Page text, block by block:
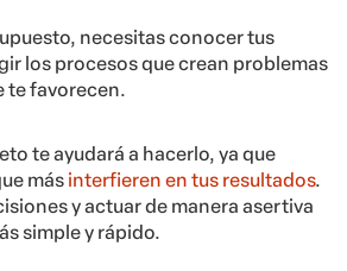
necesitas conocer tus
los procesos que crean problemas
te favorecen.
te ayudará a hacerlo, ya que
más interfieren en tus resultados.
y actuar de manera asertiva
simple y rápido.